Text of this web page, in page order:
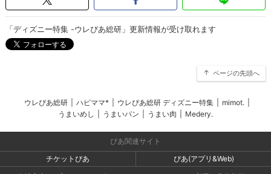
「ディズニー特集 -ウレぴあ総研」更新情報が受け取れます
ページの先頭へ
ウレぴあ総研 ハピママ* ウレぴあ総研 ディズニー特集 mimot.
うまいめし
うまいパン うまい肉 Medery.
ぴあ関連サイト
チケットぴあ
ぴあ(アプリ&Web)